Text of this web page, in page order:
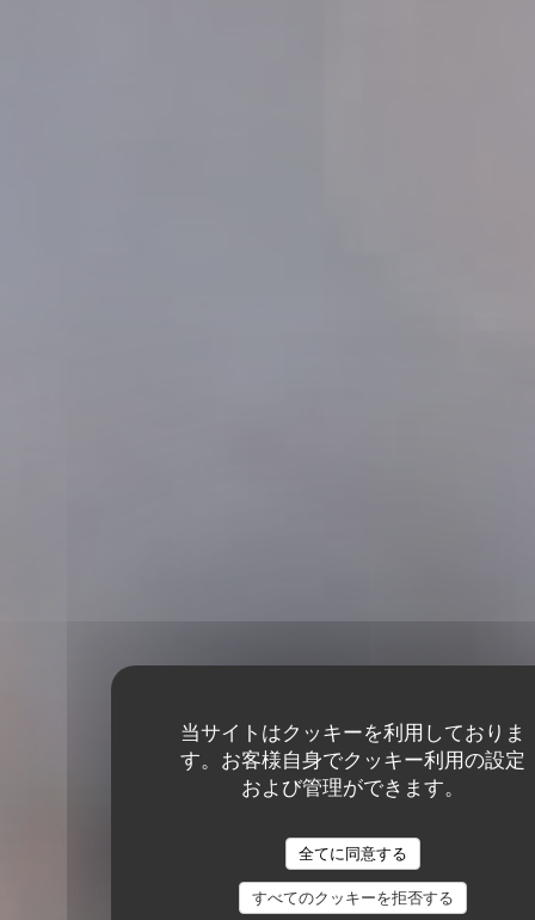
当サイトはクッキーを利用しておりま
す。お客様自身でクッキー利用の設定
および管理ができます。
全てに同意する
すべてのクッキーを拒否する